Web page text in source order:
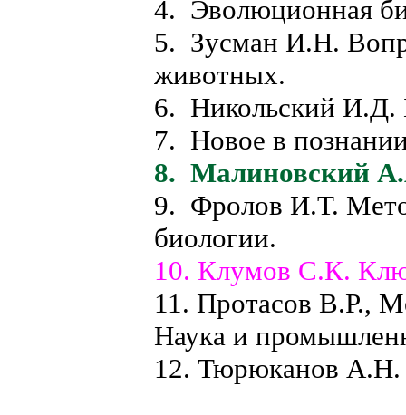
4. Эволюционная
5. Зусман И.Н.
животных.
6. Никольский И.Д.
7. Новое в
8. Малиновский
9. Фролов И.Т.
биологии.
10. Клумов С.К.
11. Протасов В.Р.,
Наука и
12. Тюрюканов А.Н.